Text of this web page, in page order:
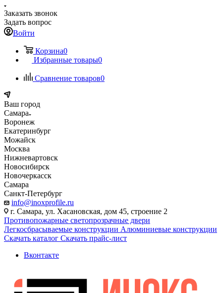
Заказать звонок
Задать вопрос
Войти
Корзина0
Избранные товары0
Сравнение товаров0
Ваш город
Самара
Воронеж
Екатеринбург
Можайск
Москва
Нижневартовск
Новосибирск
Новочеркасск
Самара
Санкт-Петербург
info@inoxprofile.ru
г. Самара, ул. Хасановская, дом 45, строение 2
Противопожарные светопрозрачные двери
Легкосбрасываемые конструкции Алюминиевые конструкции
Скачать каталог Скачать прайс-лист
Вконтакте